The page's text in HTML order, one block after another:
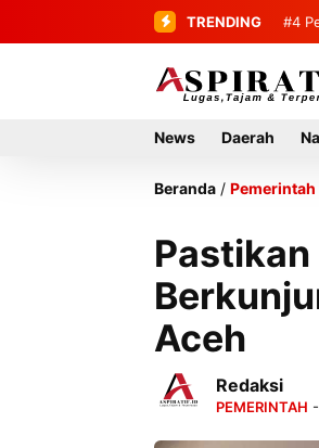
TRENDING #4
News Daerah
Beranda / Pemerintah
Pastikan
Aceh
Redaksi
PEMERINTAH